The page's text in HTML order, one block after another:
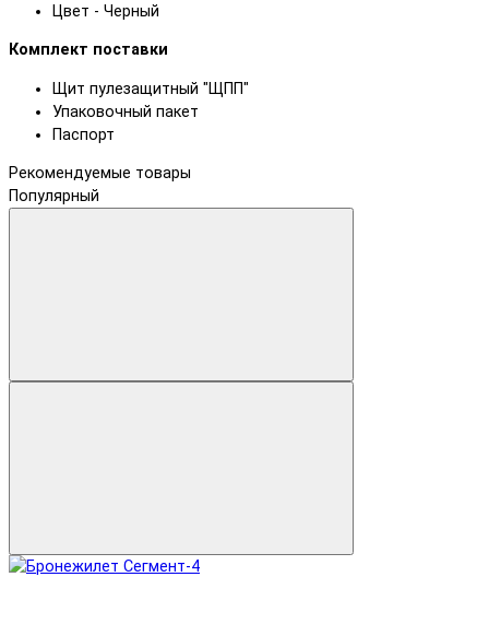
Цвет - Черный
Комплект поставки
Щит пулезащитный "ЩПП"
Упаковочный пакет
Паспорт
Рекомендуемые товары
Популярный